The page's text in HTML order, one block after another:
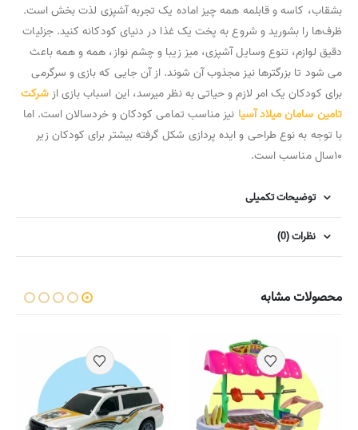
بشقاب، کاسه و قابلمه همه چیز اماده یک تجربه آشپزی لذت بخش است.
ظرف‌ها را بشورید و شروع به پخت یک غذا در دنیای کودکانه کنید. جزئیات
دقیق لوازم، تنوع وسایل آشپزی، میز زیبا و چشم نواز، همه و همه باعث
می شود تا بزرگترها نیز مجذوب آن شوند. از آن جایی که بازی و سرگرمی
برای کودکان یک امر لازم و حیاتی به نظر میرسد، این اسباب بازی ازشرکت
تامین سامان میلاد آسیا نیز مناسب تمامی کودکان و خردسالان است. اما
با توجه به نوع طراحی و ایده پردازی شکل گرفته بیشتر برای کودکان زیر
۱۰سال مناسب است.
توضیحات تکمیلی
نظرات (0)
محصولات مشابه